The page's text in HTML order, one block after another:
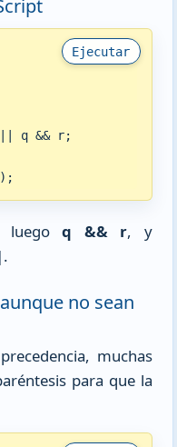
Ejecutar
q && r;
luegoq && r, y
.
no sean
muchas
para que la